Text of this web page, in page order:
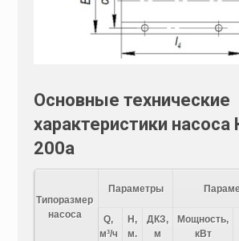
Основные технические
характеристики насоса
200а
Типоразмер
насоса
Параметры
Q,
м³/ч
H,
м.
ДКЗ,
м
Мощность,
кВт